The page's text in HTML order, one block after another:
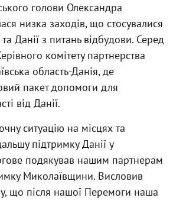
голови Олександра
низка заходів, що стосувалися
та Данії з питань відбудови. Серед
комітету партнерства
область-Данія, де
пакет допомоги для
від Данії.
ситуацію на місцях та
підтримку Данії у
подякував нашим партнерам
Миколаївщини. Висловив
що після нашої Перемоги наша